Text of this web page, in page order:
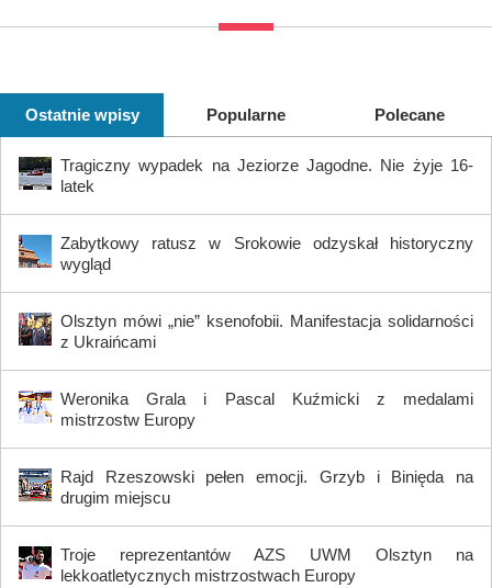
Ostatnie wpisy Popularne Polecane
Tragiczny wypadek na Jeziorze Jagodne. Nie żyje 16-
latek
Zabytkowy ratusz w Srokowie odzyskał historyczny
wygląd
Olsztyn mówi „nie” ksenofobii. Manifestacja solidarności
z Ukraińcami
Weronika Grala i Pascal Kuźmicki z medalami
mistrzostw Europy
Rajd Rzeszowski pełen emocji. Grzyb i Binięda na
drugim miejscu
Troje reprezentantów AZS UWM Olsztyn na
lekkoatletycznych mistrzostwach Europy